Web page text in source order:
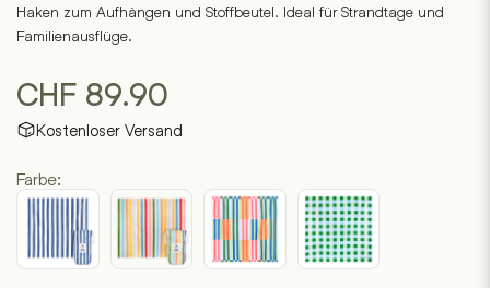
Haken zum Aufhängen und Stoffbeutel. Ideal für Strandtage und
Familienausflüge.
CHF 89.90
Kostenloser Versand
Farbe: